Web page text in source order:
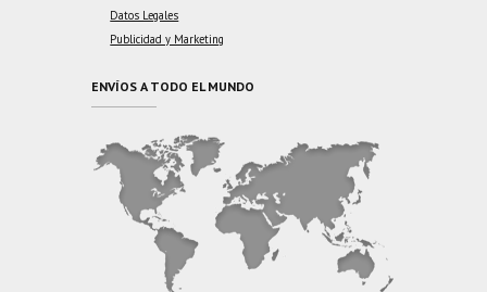
Datos Legales
Publicidad y Marketing
ENVÍOS A TODO EL MUNDO